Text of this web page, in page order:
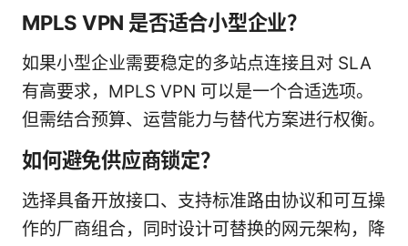
MPLS VPN 是否适合小型企业？
如果小型企业需要稳定的多站点连接且对 SLA
有高要求，MPLS VPN 可以是一个合适选项。
但需结合预算、运营能力与替代方案进行权衡。
如何避免供应商锁定？
选择具备开放接口、支持标准路由协议和可互操
作的厂商组合，同时设计可替换的网元架构，降